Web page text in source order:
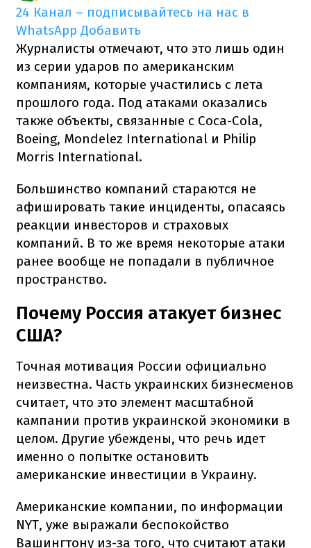
24 Канал – подписывайтесь на нас в
WhatsApp Добавить
Журналисты отмечают, что это лишь один
из серии ударов по американским
компаниям, которые участились с лета
прошлого года. Под атаками оказались
также объекты, связанные с Coca-Cola,
Boeing, Mondelez International и Philip
Morris International.
Большинство компаний стараются не
афишировать такие инциденты, опасаясь
реакции инвесторов и страховых
компаний. В то же время некоторые атаки
ранее вообще не попадали в публичное
пространство.
Почему Россия атакует бизнес
США?
Точная мотивация России официально
неизвестна. Часть украинских бизнесменов
считает, что это элемент масштабной
кампании против украинской экономики в
целом. Другие убеждены, что речь идет
именно о попытке остановить
американские инвестиции в Украину.
Американские компании, по информации
NYT, уже выражали беспокойство
Вашингтону из-за того, что считают атаки